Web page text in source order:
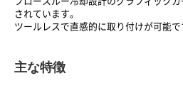
されています。
ツールレスで直感的に取り付けが可能で
主な特徴